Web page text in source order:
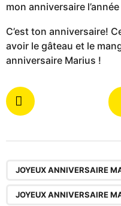
mon anniversaire
C’est ton anniversaire!
avoir le gâteau et le
anniversaire Marius !
P
o
JOYEUX ANNIVERSAIRE
JOYEUX ANNIVERSAIRE